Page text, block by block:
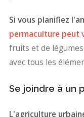
Si vous planifiez
permaculture peut
fruits et de
avec tous les
Se joindre à un
L'agriculture